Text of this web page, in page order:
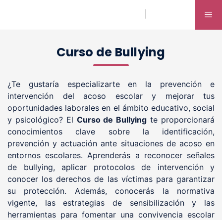
contenido
Curso de Bullying
¿Te gustaría especializarte en la prevención e
intervención del acoso escolar y mejorar tus
oportunidades laborales en el ámbito educativo, social
y psicológico? El Curso de Bullying te proporcionará
conocimientos clave sobre la identificación,
prevención y actuación ante situaciones de acoso en
entornos escolares. Aprenderás a reconocer señales
de bullying, aplicar protocolos de intervención y
conocer los derechos de las víctimas para garantizar
su protección. Además, conocerás la normativa
vigente, las estrategias de sensibilización y las
herramientas para fomentar una convivencia escolar